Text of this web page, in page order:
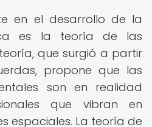
en el desarrollo de la
es la teoría de las
que surgió a partir
propone que las
son en realidad
que vibran en
espaciales. La teoría de